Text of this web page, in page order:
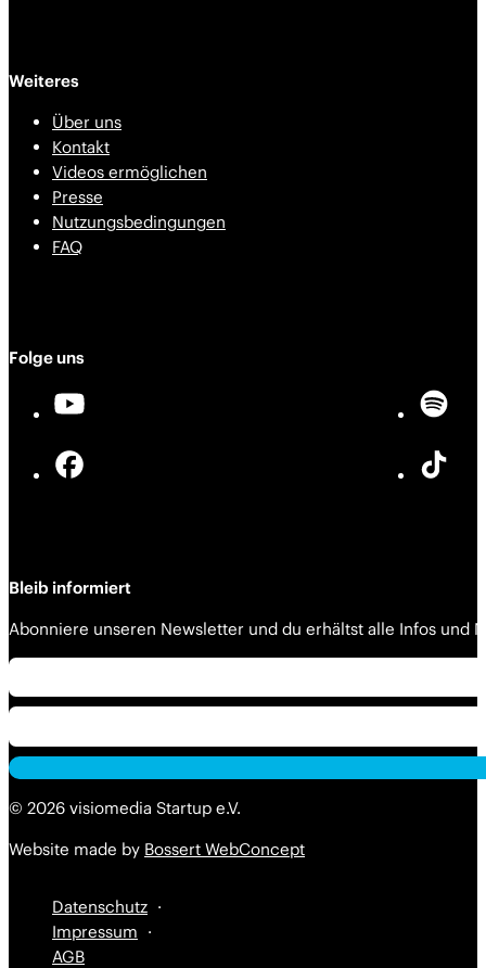
Weiteres
Über uns
Kontakt
Videos ermöglichen
Presse
Nutzungsbedingungen
FAQ
Folge uns
Bleib informiert
Abonniere unseren Newsletter und du erhältst alle Infos und
© 2026 visiomedia Startup e.V.
Website made by Bossert WebConcept
Datenschutz
Impressum
AGB